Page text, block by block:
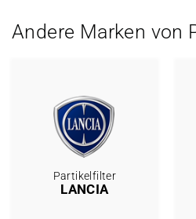
Andere Marken von
Partikelfilter
LANCIA